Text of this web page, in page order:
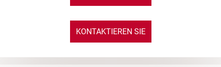
KONTAKTIEREN SIE